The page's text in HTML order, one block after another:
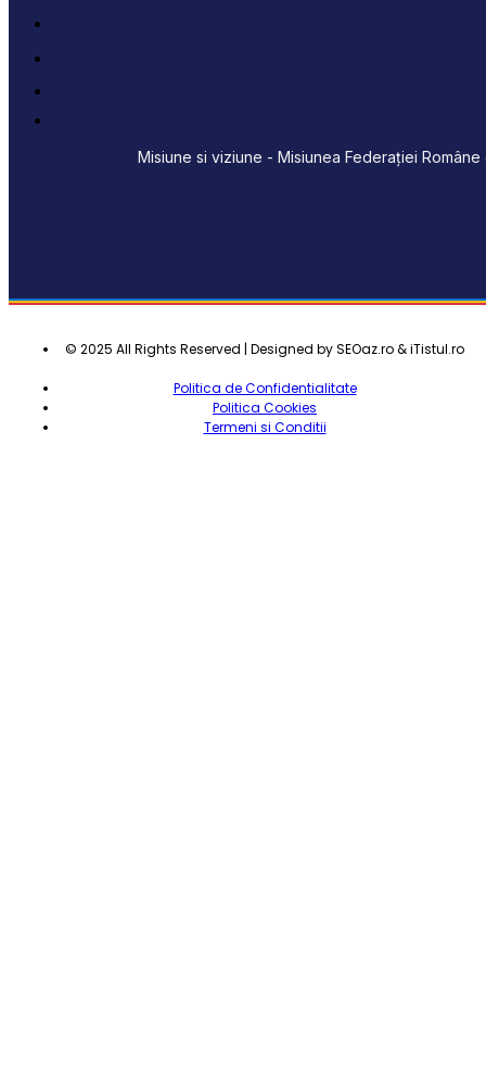
Misiune si viziune - Misiunea Federației
© 2025 All Rights Reserved | Designed by SEOaz.ro & iTistul.ro
Politica de Confidentialitate
Politica Cookies
Termeni si Conditii